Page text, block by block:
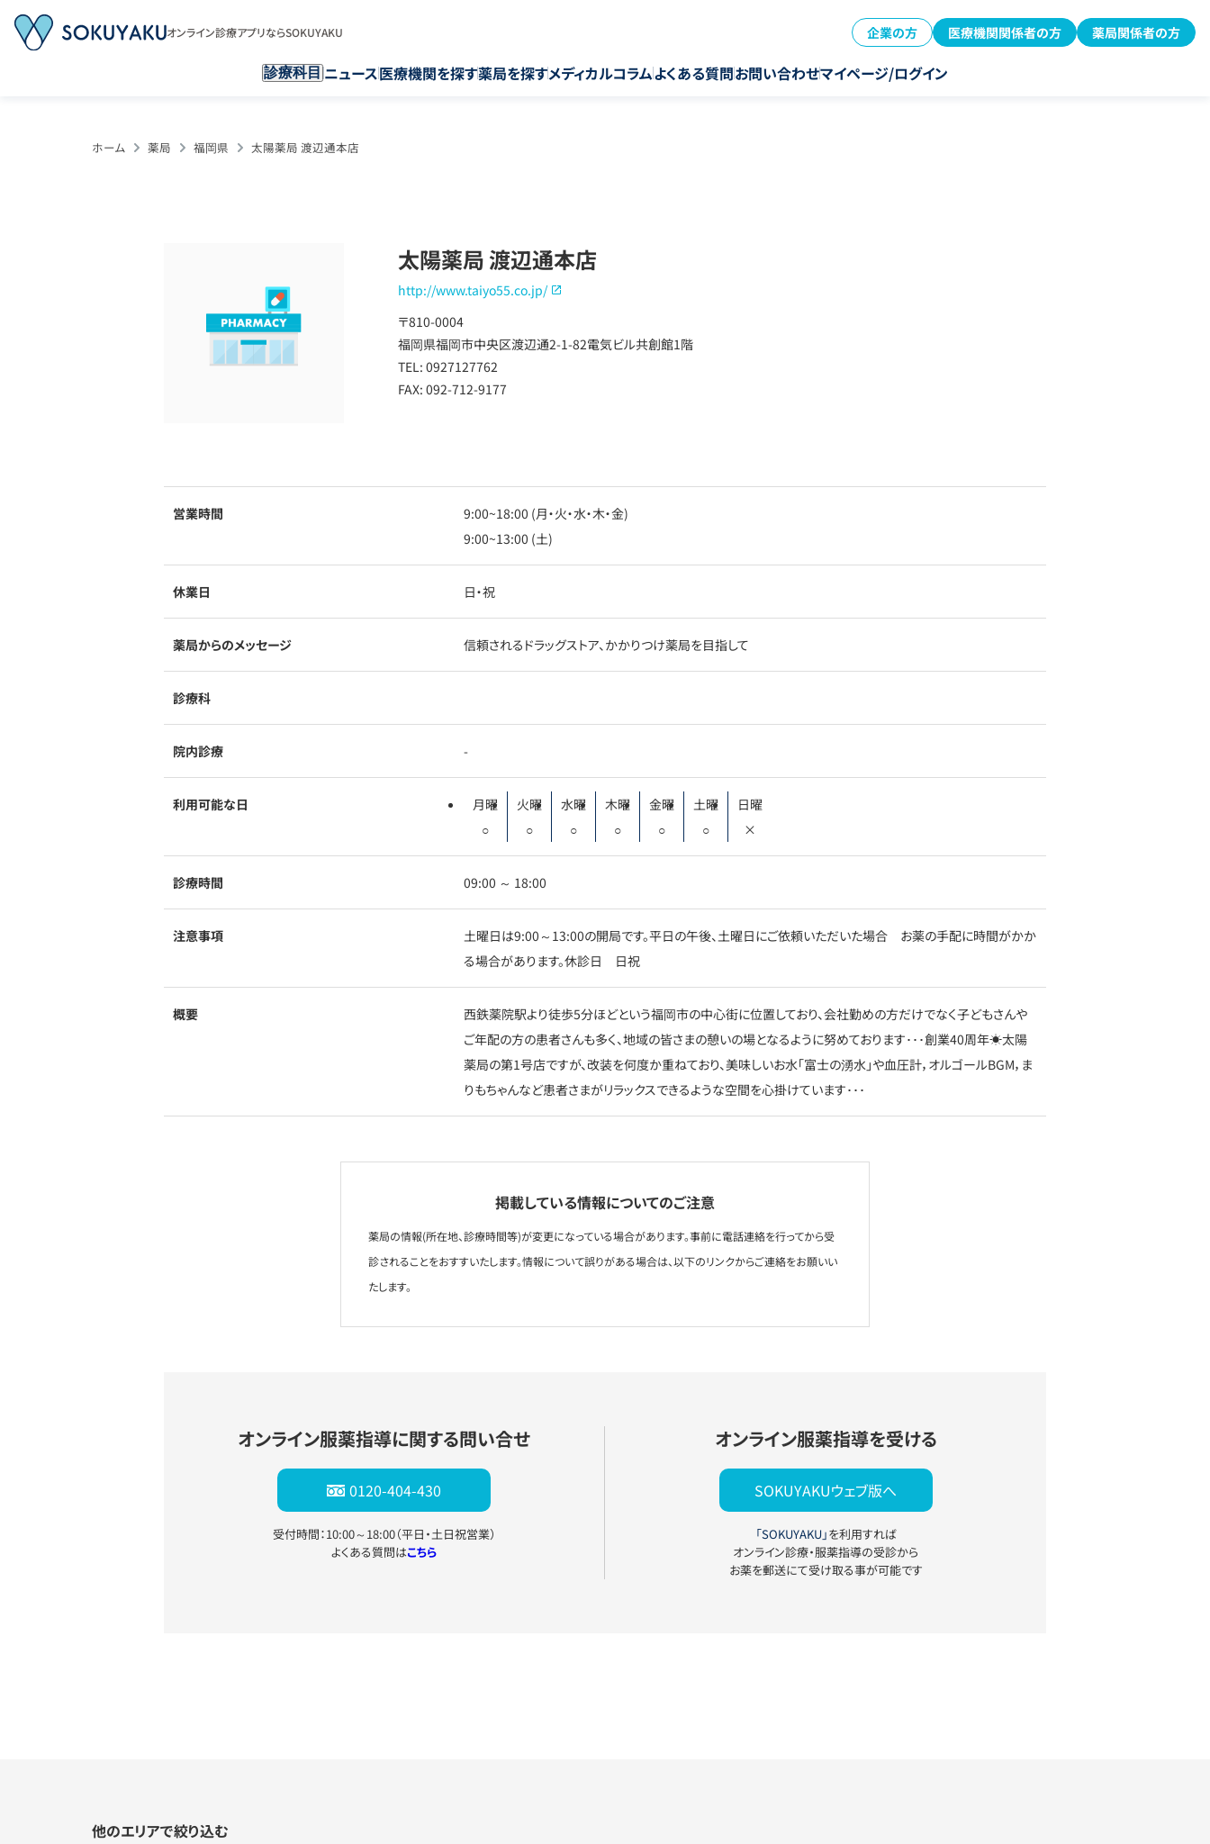
オンライン診療アプリならSOKUYAKU 企業の方 医療機関関係者の方 薬局関係者の方
診療科目 ニュース医療機関を探す薬局を探すメディカルコラムよくある質問お問い合わせマイページ/ログイン
ホーム 薬局 福岡県 太陽薬局 渡辺通本店
太陽薬局 渡辺通本店
http://www.taiyo55.co.jp/
〒810-0004
福岡県福岡市中央区渡辺通2-1-82電気ビル共創館1階
TEL: 0927127762
FAX: 092-712-9177
営業時間
9:00~18:00 (月・火・水・木・金)
9:00~13:00 (土)
休業日 日・祝
薬局からのメッセージ 信頼されるドラッグストア、かかりつけ薬局を目指して
診療科
院内診療 -
利用可能な日
月曜
○
火曜
○
水曜
○
木曜
○
金曜
○
土曜
○
日曜
×
診療時間 09:00 ～ 18:00
注意事項
土曜日は9:00～13:00の開局です。平日の午後、土曜日にご依頼いただいた場合 お薬の手配に時間がかか
る場合があります。休診日 日祝
概要
西鉄薬院駅より徒歩5分ほどという福岡市の中心街に位置しており、会社勤めの方だけでなく子どもさんや
ご年配の方の患者さんも多く、地域の皆さまの憩いの場となるように努めております･･･創業40周年☀太陽
薬局の第1号店ですが、改装を何度か重ねており、美味しいお水「富士の湧水」や血圧計，オルゴールBGM，ま
りもちゃんなど患者さまがリラックスできるような空間を心掛けています･･･
掲載している情報についてのご注意
薬局の情報(所在地、診療時間等)が変更になっている場合があります。事前に電話連絡を行ってから受
診されることをおすすいたします。情報について誤りがある場合は、以下のリンクからご連絡をお願いい
たします。
オンライン服薬指導に関する問い合せ
0120-404-430
受付時間：10:00～18:00（平日・土日祝営業）
よくある質問はこちら
オンライン服薬指導を受ける
SOKUYAKUウェブ版へ
「SOKUYAKU」を利用すれば
オンライン診療・服薬指導の受診から
お薬を郵送にて受け取る事が可能です
他のエリアで絞り込む